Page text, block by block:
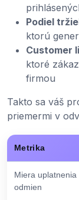
Podiel
ktorú
Customer
ktoré
firmou
Takto sa váš
priemermi v
Metrika
Miera uplatnenia
odmien